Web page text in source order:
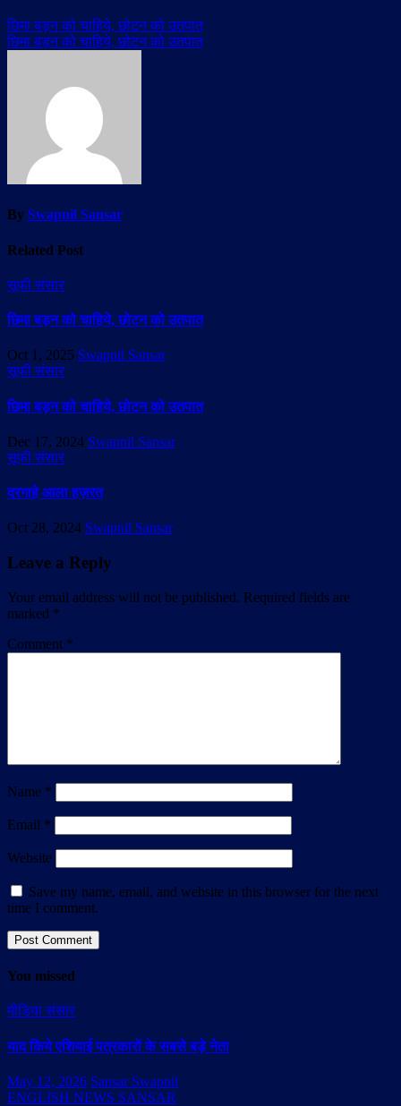
छिमा बड़न को चाहिये, छोटन को उतपात
छिमा बड़न को चाहिये, छोटन को उतपात
By Swapnil Sansar
Related Post
सूफी संसार
छिमा बड़न को चाहिये, छोटन को उतपात
Oct 1, 2025 Swapnil Sansar
सूफी संसार
छिमा बड़न को चाहिये, छोटन को उतपात
Dec 17, 2024 Swapnil Sansar
सूफी संसार
दरगाहे आला हज़रत
Oct 28, 2024 Swapnil Sansar
Leave a Reply
Your email address will not be published. Required fields are
marked *
Comment *
Name *
Email *
Website
Save my name, email, and website in this browser for the next
time I comment.
You missed
मीडिया संसार
याद किये एशियाई पत्रकारों के सबसे बड़े नेता
May 12, 2026 Sansar Swapnil
ENGLISH NEWS SANSAR